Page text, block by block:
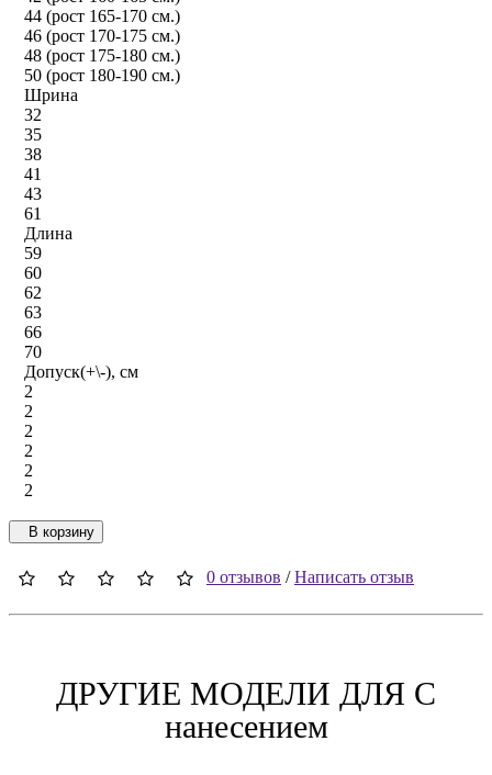
44 (рост 165-170 см.)
46 (рост 170-175 см.)
48 (рост 175-180 см.)
50 (рост 180-190 см.)
Шрина
32
35
38
41
43
61
Длина
59
60
62
63
66
70
Допуск(+\-), см
2
2
2
2
2
2
В корзину
0 отзывов /Написать отзыв
ДРУГИЕ МОДЕЛИ ДЛЯ C
нанесением